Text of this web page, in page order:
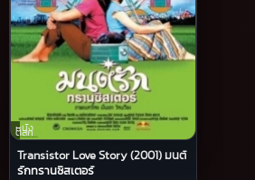
หนัง
ตลก
Transistor Love Story (2001) มนต์
รักทรานซิสเตอร์